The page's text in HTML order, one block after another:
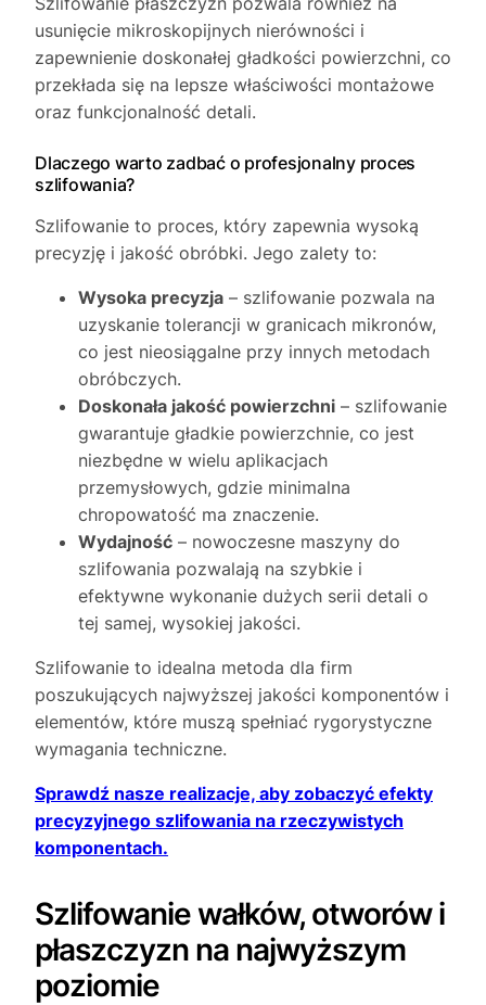
usunięcie mikroskopijnych nierówności i
zapewnienie doskonałej gładkości powierzchni, co
przekłada się na lepsze właściwości montażowe
oraz funkcjonalność detali.
Dlaczego warto zadbać o profesjonalny proces
szlifowania?
Szlifowanie to proces, który zapewnia wysoką
precyzję i jakość obróbki. Jego zalety to:
Wysoka precyzja – szlifowanie pozwala na
uzyskanie tolerancji w granicach mikronów,
co jest nieosiągalne przy innych metodach
obróbczych.
Doskonała jakość powierzchni – szlifowanie
gwarantuje gładkie powierzchnie, co jest
niezbędne w wielu aplikacjach
przemysłowych, gdzie minimalna
chropowatość ma znaczenie.
Wydajność – nowoczesne maszyny do
szlifowania pozwalają na szybkie i
efektywne wykonanie dużych serii detali o
tej samej, wysokiej jakości.
Szlifowanie to idealna metoda dla firm
poszukujących najwyższej jakości komponentów i
elementów, które muszą spełniać rygorystyczne
wymagania techniczne.
Sprawdź nasze realizacje, aby zobaczyć efekty
precyzyjnego szlifowania na rzeczywistych
komponentach.
Szlifowanie wałków, otworów i
płaszczyzn na najwyższym
poziomie